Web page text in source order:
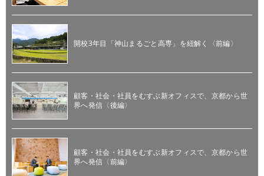
開校3年目「神山まるごと高専」を紐解く〈前編〉
顧客・社会・社員をむすぶ新オフィスで、京都から世
界へ発信〈後編〉
顧客・社会・社員をむすぶ新オフィスで、京都から世
界へ発信〈前編〉